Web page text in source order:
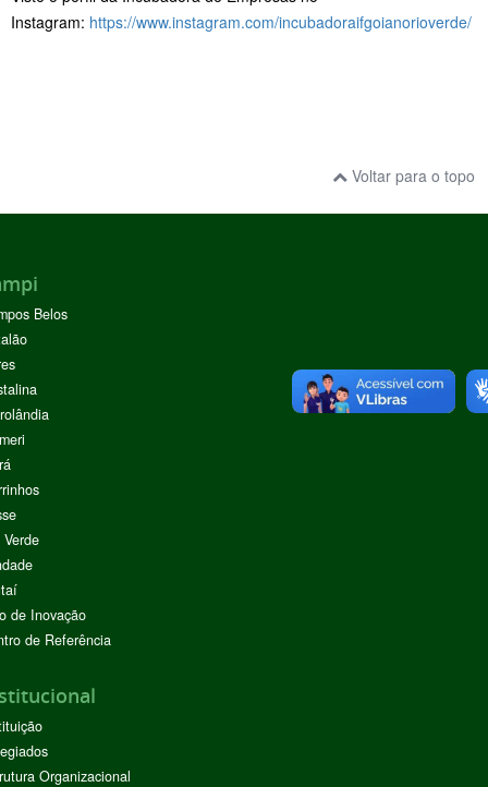
Instagram: https://www.instagram.com/incubadoraifgoianorioverde/
Voltar para o topo
Belos
de Inovação
de Referência
Organizacional